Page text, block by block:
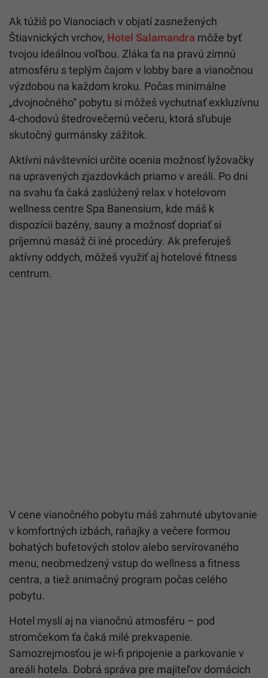
Ak túžiš po Vianociach v objatí zasnežených
Štiavnických vrchov, Hotel Salamandra môže byť
tvojou ideálnou voľbou. Zláka ťa na pravú zimnú
atmosféru s teplým čajom v lobby bare a vianočnou
výzdobou na každom kroku. Počas minimálne
„dvojnočného“ pobytu si môžeš vychutnať exkluzívnu
4-chodovú štedrovečernú večeru, ktorá sľubuje
skutočný gurmánsky zážitok.
Aktívni návštevníci určite ocenia možnosť lyžovačky
na upravených zjazdovkách priamo v areáli. Po dni
na svahu ťa čaká zaslúžený relax v hotelovom
wellness centre Spa Banensium, kde máš k
dispozícii bazény, sauny a možnosť dopriať si
príjemnú masáž či iné procedúry. Ak preferuješ
aktívny oddych, môžeš využiť aj hotelové fitness
centrum.
V cene vianočného pobytu máš zahrnuté ubytovanie
v komfortných izbách, raňajky a večere formou
bohatých bufetových stolov alebo servírovaného
menu, neobmedzený vstup do wellness a fitness
centra, a tiež animačný program počas celého
pobytu.
Hotel myslí aj na vianočnú atmosféru – pod
stromčekom ťa čaká milé prekvapenie.
Samozrejmosťou je wi-fi pripojenie a parkovanie v
areáli hotela. Dobrá správa pre majiteľov domácich